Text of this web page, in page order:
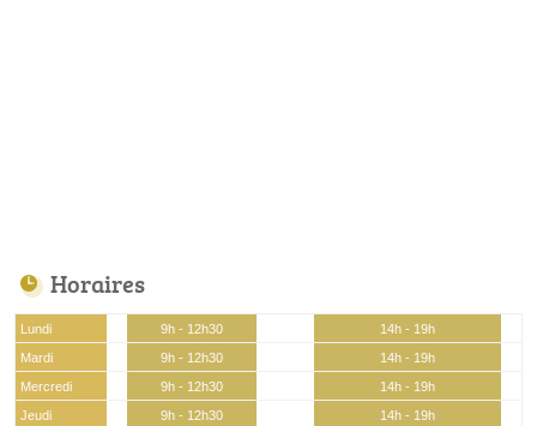
Horaires
Lundi 9h - 12h30
14h - 19h
Mardi
9h - 12h30
14h - 19h
Mercredi
9h - 12h30
14h - 19h
Jeudi
9h - 12h30
14h - 19h